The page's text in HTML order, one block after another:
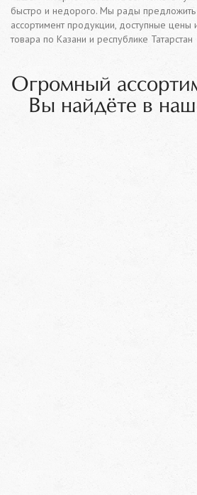
быстро и недорого. Мы рады
ассортимент продукции, доступные цены
товара по Казани и республике Татарстан
Огромный
Вы найдёте в